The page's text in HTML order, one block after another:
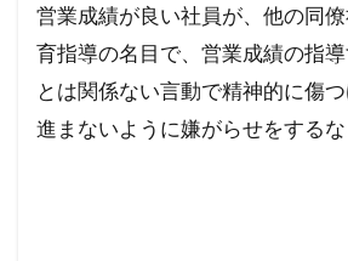
営業成績が良い社員が、他の同
育指導の名目で、営業成績の指
とは関係ない言動で精神的に傷
進まないように嫌がらせをするな